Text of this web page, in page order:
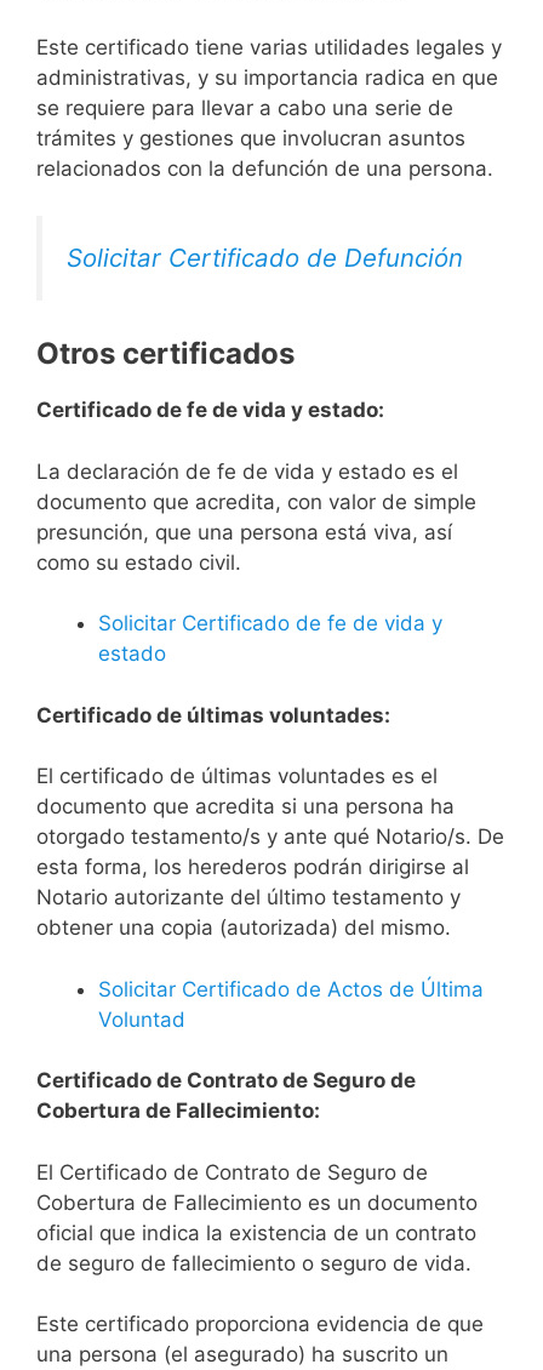
Este certificado tiene varias utilidades legales y
administrativas, y su importancia radica en que
se requiere para llevar a cabo una serie de
trámites y gestiones que involucran asuntos
relacionados con la defunción de una persona.
Solicitar Certificado de Defunción
Otros certificados
Certificado de fe de vida y estado:
La declaración de fe de vida y estado es el
documento que acredita, con valor de simple
presunción, que una persona está viva, así
como su estado civil.
Solicitar Certificado de fe de vida y
estado
Certificado de últimas voluntades:
El certificado de últimas voluntades es el
documento que acredita si una persona ha
otorgado testamento/s y ante qué Notario/s. De
esta forma, los herederos podrán dirigirse al
Notario autorizante del último testamento y
obtener una copia (autorizada) del mismo.
Solicitar Certificado de Actos de Última
Voluntad
Certificado de Contrato de Seguro de
Cobertura de Fallecimiento:
El Certificado de Contrato de Seguro de
Cobertura de Fallecimiento es un documento
oficial que indica la existencia de un contrato
de seguro de fallecimiento o seguro de vida.
Este certificado proporciona evidencia de que
una persona (el asegurado) ha suscrito un